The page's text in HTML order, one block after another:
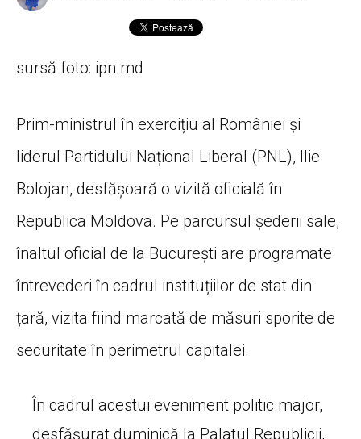
sursă foto: ipn.md
Prim-ministrul în exercițiu al României și
liderul Partidului Național Liberal (PNL), Ilie
Bolojan, desfășoară o vizită oficială în
Republica Moldova. Pe parcursul șederii sale,
înaltul oficial de la București are programate
întrevederi în cadrul instituțiilor de stat din
țară, vizita fiind marcată de măsuri sporite de
securitate în perimetrul capitalei.
În cadrul acestui eveniment politic major,
desfășurat duminică la Palatul Republicii,